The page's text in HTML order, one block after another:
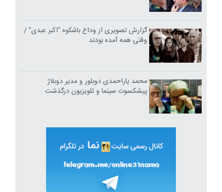
گزارش تصویری از وداع باشکوه "اکبر عبدی" /
وقتی همه آمده بودند
محمد یاراحمدی دوبلور و مدیر دوبلاژ
پیشکسوت سینما و تلویزیون درگذشت